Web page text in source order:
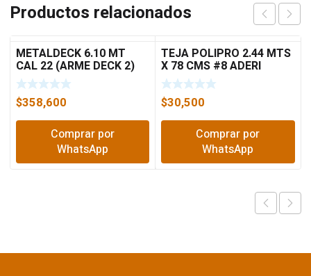
Productos relacionados
METALDECK 6.10 MT
CAL 22 (ARME DECK 2)
$358,600
Comprar por
WhatsApp
TEJA POLIPRO 2.44 MTS
X 78 CMS #8 ADERI
$30,500
Comprar por
WhatsApp